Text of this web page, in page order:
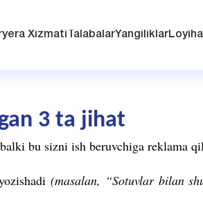
Xizmati TalabalarYangiliklar
3 ta jihat
bu sizni ish beruvchiga reklama
(masalan, “Sotuvlar bilan